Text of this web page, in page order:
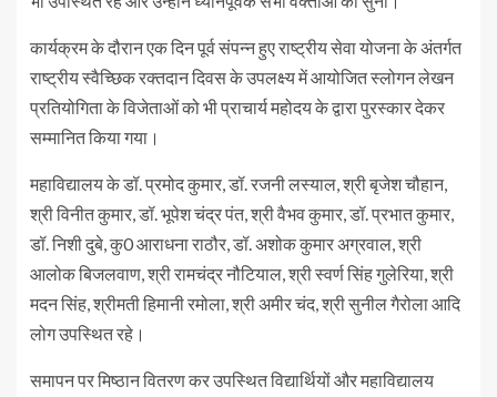
कार्यक्रम के दौरान एक दिन पूर्व संपन्न हुए राष्ट्रीय सेवा योजना के अंतर्गत
राष्ट्रीय स्वैच्छिक रक्तदान दिवस के उपलक्ष्य में आयोजित स्लोगन लेखन
प्रतियोगिता के विजेताओं को भी प्राचार्य महोदय के द्वारा पुरस्कार देकर
सम्मानित किया गया।
महाविद्यालय के डॉ. प्रमोद कुमार, डॉ. रजनी लस्याल, श्री बृजेश चौहान,
श्री विनीत कुमार, डॉ. भूपेश चंद्र पंत, श्री वैभव कुमार, डॉ. प्रभात कुमार,
डॉ. निशी दुबे, कु0 आराधना राठौर, डॉ. अशोक कुमार अग्रवाल, श्री
आलोक बिजलवाण, श्री रामचंद्र नौटियाल, श्री स्वर्ण सिंह गुलेरिया, श्री
मदन सिंह, श्रीमती हिमानी रमोला, श्री अमीर चंद, श्री सुनील गैरोला आदि
लोग उपस्थित रहे।
समापन पर मिष्ठान वितरण कर उपस्थित विद्यार्थियों और महाविद्यालय